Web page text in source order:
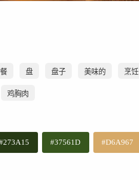
盘 盘子 美味的 烹饪
鸡胸肉
#37561D #D6A967